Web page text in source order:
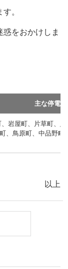
。
をおかけしま
主な停電地
岩屋町、片草町、
、鳥原町、中品野町
以上